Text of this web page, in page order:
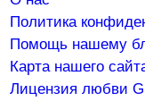
Политика
Помощь нашему
Карта нашего
Лицензия любви